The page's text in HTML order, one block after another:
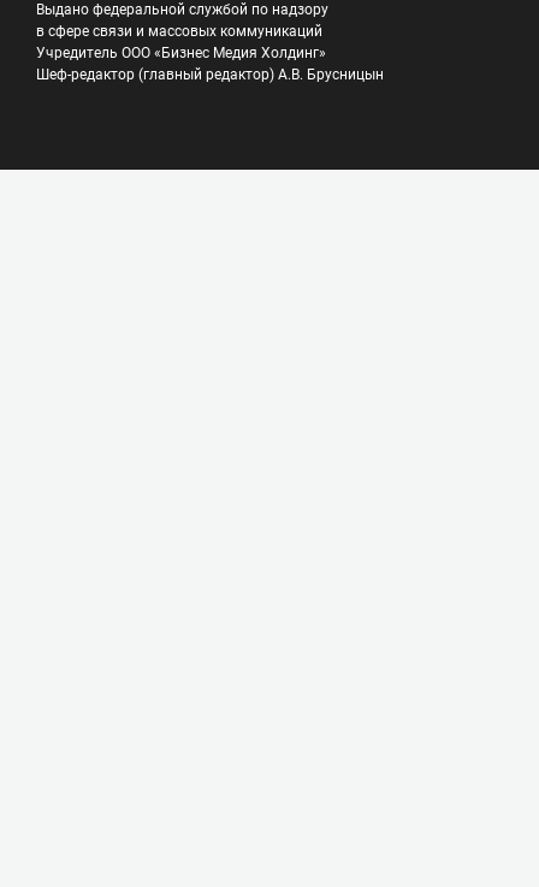
Выдано федеральной службой по надзору
в сфере связи и массовых коммуникаций
Учредитель ООО «Бизнес Медия Холдинг»
Шеф-редактор (главный редактор) А.В. Брусницын